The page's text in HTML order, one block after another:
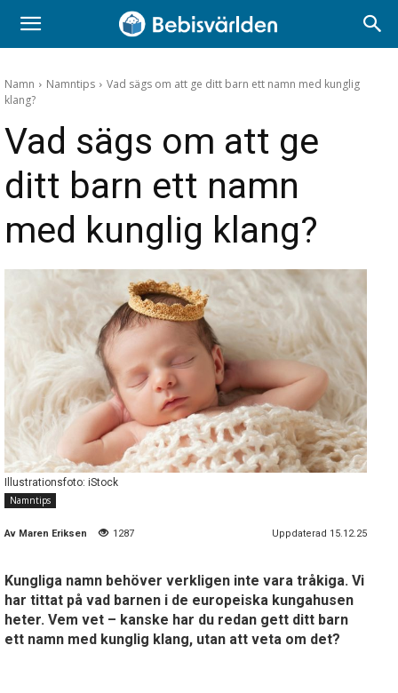
Namn Namntips
Vad sägs om att ge ditt barn ett namn med kunglig
klang?
Vad sägs om att ge
ditt barn ett namn
med kunglig klang?
Illustrationsfoto: iStock
Namntips
Av Maren Eriksen 1287 Uppdaterad 15.12.25
Kungliga namn behöver verkligen inte vara tråkiga. Vi
har tittat på vad barnen i de europeiska kungahusen
heter. Vem vet – kanske har du redan gett ditt barn
ett namn med kunglig klang, utan att veta om det?